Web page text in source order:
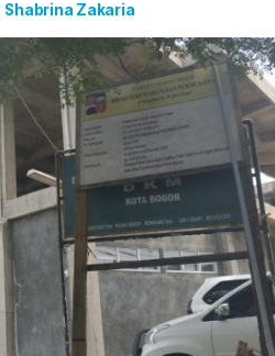
Shabrina Zakaria